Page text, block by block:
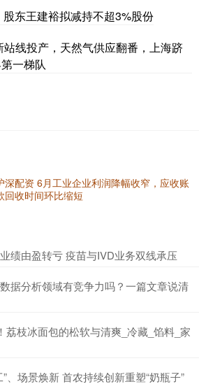
东王建裕拟减持不超3%股份
线投产，天然气供应翻番，上海跻
一梯队
深配资 6月工业企业利润降幅收窄，应收账
回收时间环比缩短
绩由盈转亏 疫苗与IVD业务双线承压
据分析领域有竞争力吗？一篇文章说清
荔枝冰面包的松软与清爽_冷藏_馅料_家
、场景焕新 首农持续创新重塑“奶瓶子”